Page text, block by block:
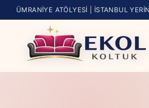
ÜMRANIYE ATÖLYESI | İSTANBUL